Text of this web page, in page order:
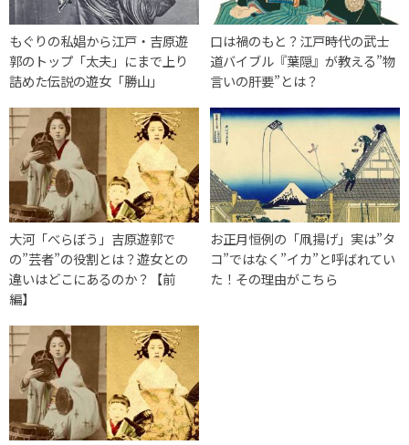
もぐりの私娼から江戸・吉原遊
郭のトップ「太夫」にまで上り
詰めた伝説の遊女「勝山」
口は禍のもと？江戸時代の武士
道バイブル『葉隠』が教える”物
言いの肝要”とは？
大河「べらぼう」吉原遊郭で
の”芸者”の役割とは？遊女との
違いはどこにあるのか？【前
編】
お正月恒例の「凧揚げ」実は”タ
コ”ではなく”イカ”と呼ばれてい
た！その理由がこちら